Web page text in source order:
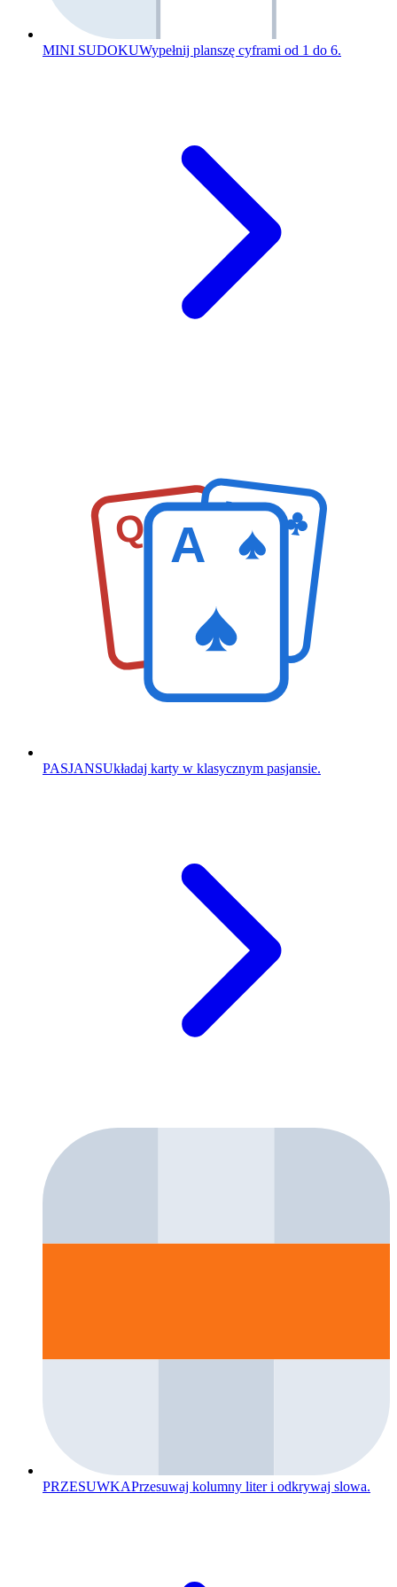
MINI SUDOKUWypełnij planszę cyframi od 1 do 6.
Q K
A
PASJANSUkładaj karty w klasycznym pasjansie.
PRZESUWKAPrzesuwaj kolumny liter i odkrywaj slowa.